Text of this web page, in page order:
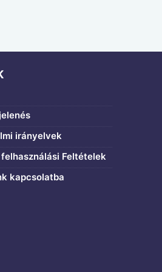
irányelvek
Feltételek
kapcsolatba